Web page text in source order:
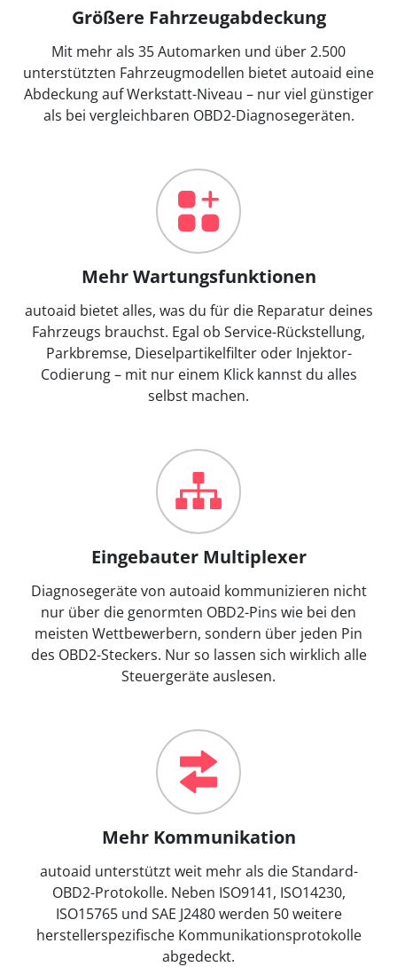
Größere Fahrzeugabdeckung
Mit mehr als 35 Automarken und über 2.500
unterstützten Fahrzeugmodellen bietet autoaid eine
Abdeckung auf Werkstatt-Niveau – nur viel günstiger
als bei vergleichbaren OBD2-Diagnosegeräten.
Mehr Wartungsfunktionen
autoaid bietet alles, was du für die Reparatur deines
Fahrzeugs brauchst. Egal ob Service-Rückstellung,
Parkbremse, Dieselpartikelfilter oder Injektor-
Codierung – mit nur einem Klick kannst du alles
selbst machen.
Eingebauter Multiplexer
Diagnosegeräte von autoaid kommunizieren nicht
nur über die genormten OBD2-Pins wie bei den
meisten Wettbewerbern, sondern über jeden Pin
des OBD2-Steckers. Nur so lassen sich wirklich alle
Steuergeräte auslesen.
Mehr Kommunikation
autoaid unterstützt weit mehr als die Standard-
OBD2-Protokolle. Neben ISO9141, ISO14230,
ISO15765 und SAE J2480 werden 50 weitere
herstellerspezifische Kommunikationsprotokolle
abgedeckt.